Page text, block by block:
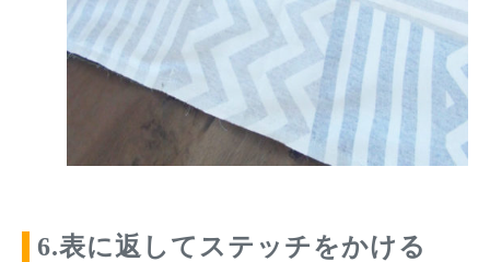
6.表に返してステッチをかける